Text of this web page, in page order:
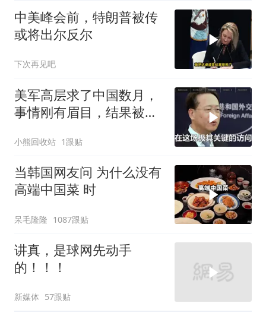
中美峰会前，特朗普被传
或将出尔反尔
下次再见吧
美军高层求了中国数月，
事情刚有眉目，结果被特
小熊回收站 1跟贴
当韩国网友问 为什么没有
高端中国菜 时
呆毛隆隆 1087跟贴
讲真，是球网先动手
的！！！
新媒体 57跟贴